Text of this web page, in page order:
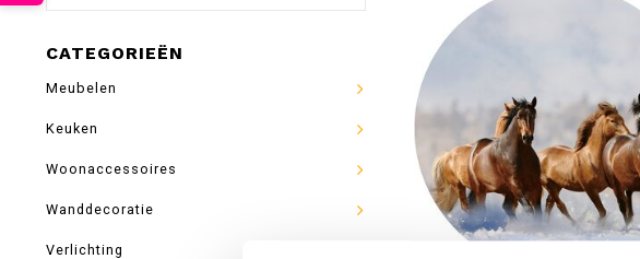
CATEGORIEËN
Meubelen
Keuken
Woonaccessoires
Wanddecoratie
Verlichting